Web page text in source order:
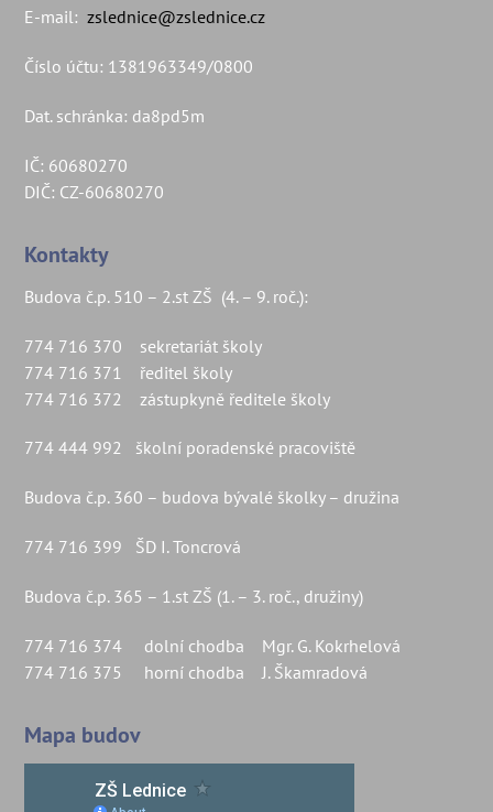
E-mail:zslednice@zslednice.cz
Číslo účtu: 1381963349/0800
Dat. schránka: da8pd5m
IČ: 60680270
DIČ: CZ-60680270
Kontakty
Budova č.p. 510 – 2.st ZŠ (4. – 9. roč.):
774 716 370 sekretariát školy
774 716 371 ředitel školy
774 716 372 zástupkyně ředitele školy
774 444 992 školní poradenské pracoviště
Budova č.p. 360 – budova bývalé školky – družina
774 716 399 ŠD I. Toncrová
Budova č.p. 365 – 1.st ZŠ (1. – 3. roč., družiny)
774 716 374 dolní chodba Mgr. G. Kokrhelová
774 716 375 horní chodba J. Škamradová
Mapa budov